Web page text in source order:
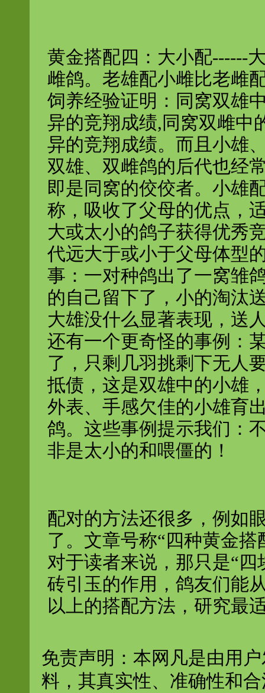
黄金搭配四：大小配------
雌鸽。老雄配小雌比老雌
饲养经验证明：同窝双雄
异的竞翔成绩,同窝双雌中
异的竞翔成绩。而且小雄
双雄、双雌鸽的后代也经
即是同窝的佼佼者。小雄
称，吸收了父母的优点，
大或太小的鸽子获得优秀
代远大于或小于父母体型
事：一对种鸽出了一窝雏
的自己留下了，小的淘汰
大雄没什么显著表现，送
还有一个更奇怪的事例：
了，只剩几羽挑剩下无人
抵债，这是双雄中的小雄
外表、手感欠佳的小雄育
鸽。这些事例提示我们：
非是太小的和喂僵的！
配对的方法还很多，例如
了。文章号称“四种黄金
对于读者来说，那只是“
砖引玉的作用，鸽友们能
以上的搭配方法，研究最
免责声明：本网凡是由用
料，其真实性、准确性和